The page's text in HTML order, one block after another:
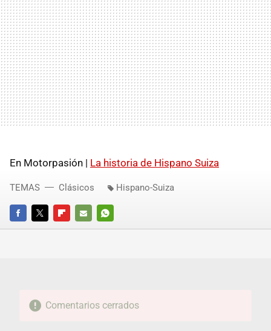
En Motorpasión | La historia de Hispano Suiza
FACEBOOKTWITTERFLIPBOARD
E-
WHATSAPP
TEMAS Clásicos Hispano-Suiza
Comentarios cerrados